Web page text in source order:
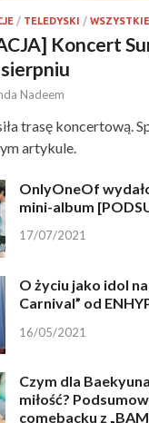
/ TELEDYSKI /
Koncert
Nadeem
trasę koncertową.
artykule.
OnlyOneOf
mini-album
17/07/2021
O życiu jako idol
Carnival” od
16/05/2021
Czym dla
miłość?
comebacku z